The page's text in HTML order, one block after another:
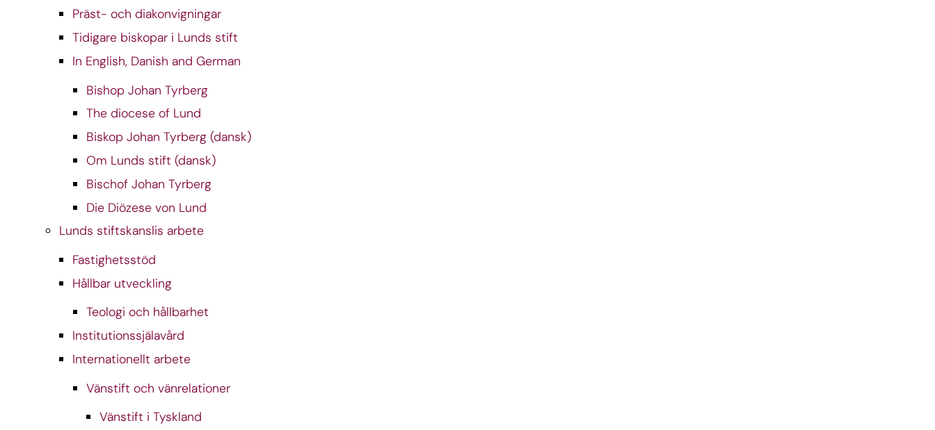
Präst- och diakonvigningar
Tidigare biskopar i Lunds stift
In English, Danish and German
Bishop Johan Tyrberg
The diocese of Lund
Biskop Johan Tyrberg (dansk)
Om Lunds stift (dansk)
Bischof Johan Tyrberg
Die Diözese von Lund
Lunds stiftskanslis arbete
Fastighetsstöd
Hållbar utveckling
Teologi och hållbarhet
Institutionssjälavård
Internationellt arbete
Vänstift och vänrelationer
Vänstift i Tyskland